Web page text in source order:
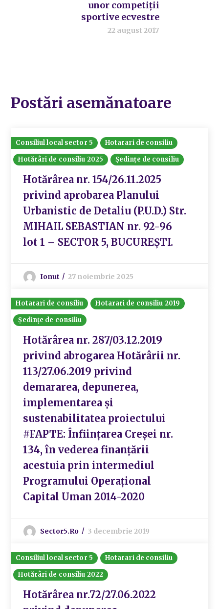
unor competiții
sportive ecvestre
22 august 2017
Postări asemănatoare
Consiliul local sector 5
Hotarari de consiliu
Hotărâri de consiliu 2025
Ședințe de consiliu
Hotărârea nr. 154/26.11.2025
privind aprobarea Planului
Urbanistic de Detaliu (P.U.D.) Str.
MIHAIL SEBASTIAN nr. 92-96
lot 1 – SECTOR 5, BUCUREȘTI.
Ionut 27 noiembrie 2025
Hotarari de consiliu
Hotarari de consiliu 2019
Ședințe de consiliu
Hotărârea nr. 287/03.12.2019
privind abrogarea Hotărârii nr.
113/27.06.2019 privind
demararea, depunerea,
implementarea și
sustenabilitatea proiectului
#FAPTE: Înființarea Creșei nr.
134, în vederea finanțării
acestuia prin intermediul
Programului Operațional
Capital Uman 2014-2020
Sector5.ro 3 decembrie 2019
Consiliul local sector 5
Hotarari de consiliu
Hotărâri de consiliu 2022
Hotărârea nr.72/27.06.2022